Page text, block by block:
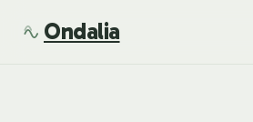
Ondalia